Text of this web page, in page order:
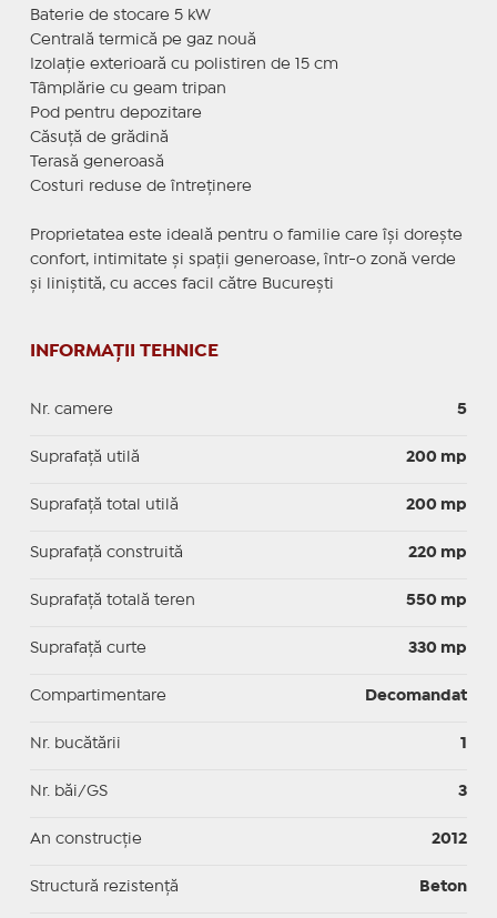
Baterie de stocare 5 kW
Centrală termică pe gaz nouă
Izolație exterioară cu polistiren de 15 cm
Tâmplărie cu geam tripan
Pod pentru depozitare
Căsuță de grădină
Terasă generoasă
Costuri reduse de întreținere
Proprietatea este ideală pentru o familie care își dorește
confort, intimitate și spații generoase, într-o zonă verde
și liniștită, cu acces facil către București
INFORMAȚII TEHNICE
Nr. camere 5
Suprafaţă utilă 200 mp
Suprafaţă total utilă 200 mp
Suprafaţă construită 220 mp
Suprafață totală teren 550 mp
Suprafaţă curte 330 mp
Compartimentare Decomandat
Nr. bucătării 1
Nr. băi/GS 3
An construcție 2012
Structură rezistență Beton